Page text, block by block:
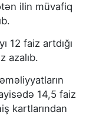
ilin müvafiq
12 faiz artdığı
azalıb.
14,5 faiz
kartlarından